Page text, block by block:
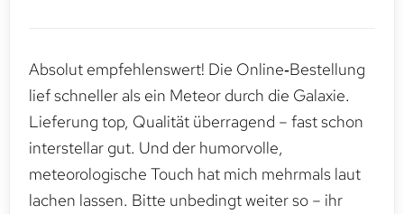
Absolut empfehlenswert! Die Online‑Bestellung
lief schneller als ein Meteor durch die Galaxie.
Lieferung top, Qualität überragend – fast schon
interstellar gut. Und der humorvolle,
meteorologische Touch hat mich mehrmals laut
lachen lassen. Bitte unbedingt weiter so – ihr